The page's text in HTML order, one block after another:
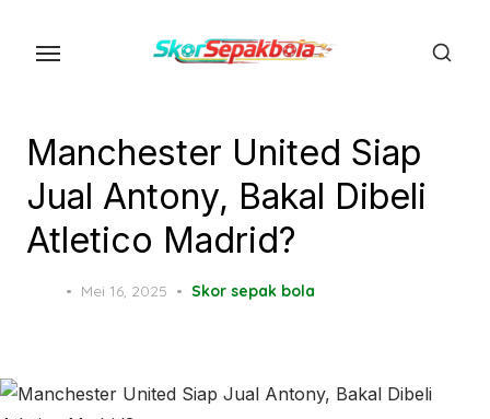
Manchester United Siap
Jual Antony, Bakal Dibeli
Atletico Madrid?
Posted
Mei 16, 2025 Skor sepak bola